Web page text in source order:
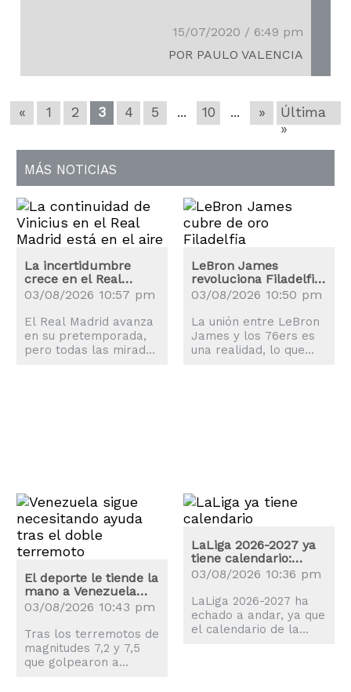
15/07/2020 / 6:49 pm
POR PAULO VALENCIA
« 1 2 3 4 5 ... 10 ... »
Última
»
MÁS NOTICIAS
La incertidumbre
crece en el Real
Madrid: ¿Renovará
Vinicius?
03/08/2026 10:57 pm
El Real Madrid avanza
en su pretemporada,
pero todas las miradas
LeBron James
revoluciona Filadelfia:
los precios de las
entradas se disparan
03/08/2026 10:50 pm
La unión entre LeBron
James y los 76ers es
una realidad, lo que
El deporte le tiende la
mano a Venezuela
tras los terremotos
03/08/2026 10:43 pm
Tras los terremotos de
magnitudes 7,2 y 7,5
que golpearon a
LaLiga 2026-2027 ya
tiene calendario:
estas son las fechas
claves
03/08/2026 10:36 pm
LaLiga 2026-2027 ha
echado a andar, ya que
el calendario de la